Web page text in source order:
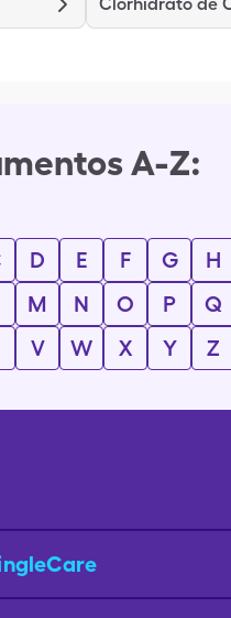
A-Z:
D E F G H
M N O P Q
V W X Y Z